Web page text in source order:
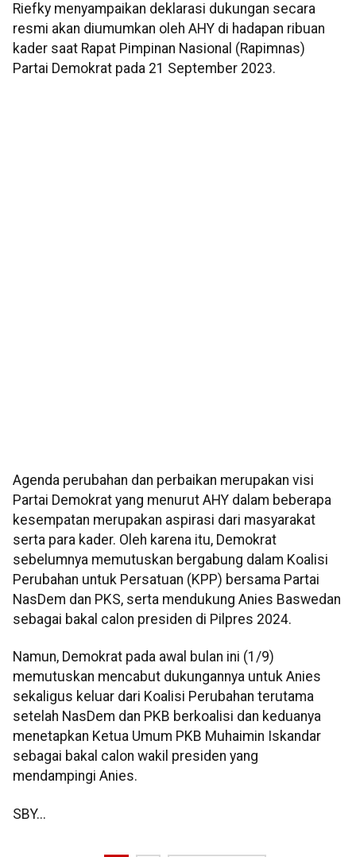
Riefky menyampaikan deklarasi dukungan secara
resmi akan diumumkan oleh AHY di hadapan ribuan
kader saat Rapat Pimpinan Nasional (Rapimnas)
Partai Demokrat pada 21 September 2023.
Agenda perubahan dan perbaikan merupakan visi
Partai Demokrat yang menurut AHY dalam beberapa
kesempatan merupakan aspirasi dari masyarakat
serta para kader. Oleh karena itu, Demokrat
sebelumnya memutuskan bergabung dalam Koalisi
Perubahan untuk Persatuan (KPP) bersama Partai
NasDem dan PKS, serta mendukung Anies Baswedan
sebagai bakal calon presiden di Pilpres 2024.
Namun, Demokrat pada awal bulan ini (1/9)
memutuskan mencabut dukungannya untuk Anies
sekaligus keluar dari Koalisi Perubahan terutama
setelah NasDem dan PKB berkoalisi dan keduanya
menetapkan Ketua Umum PKB Muhaimin Iskandar
sebagai bakal calon wakil presiden yang
mendampingi Anies.
SBY...